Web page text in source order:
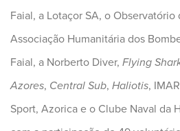
Faial, a Lotaçor SA, o Observatório
Associação Humanitária dos
Faial, a Norberto Diver, Flying
Azores, Central Sub, Haliotis,
Sport, Azorica e o Clube Naval da